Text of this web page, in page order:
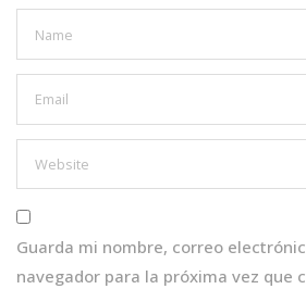
Guarda mi nombre, correo
navegador para la próxima vez que